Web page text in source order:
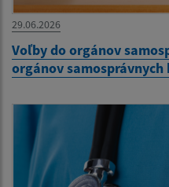
29.06.2026
Voľby do orgánov
orgánov samosprávnych